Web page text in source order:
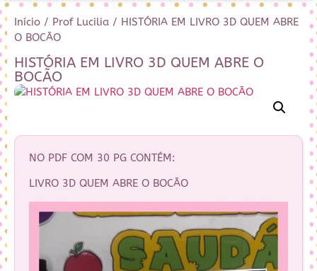
Início / Prof Lucilia / HISTÓRIA EM LIVRO 3D QUEM ABRE
O BOCÃO
HISTÓRIA EM LIVRO 3D QUEM ABRE O
BOCÃO
NO PDF COM 30 PG CONTÉM:
LIVRO 3D QUEM ABRE O BOCÃO
Tocador
de